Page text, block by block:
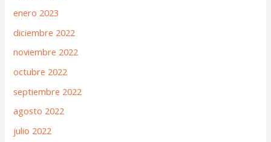
enero 2023
diciembre 2022
noviembre 2022
octubre 2022
septiembre 2022
agosto 2022
julio 2022